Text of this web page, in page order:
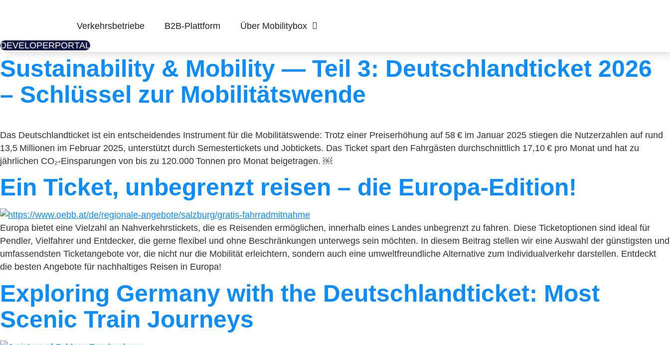
Verkehrsbetriebe B2B-Plattform
Über Mobilitybox
DEVELOPERPORTAL
Sustainability & Mobility — Teil 3: Deutschlandticket 2026
– Schlüssel zur Mobilitätswende
Das Deutschlandticket ist ein entscheidendes Instrument für die Mobilitätswende: Trotz einer Preiserhöhung auf 58 € im Januar 2025 stiegen die Nutzerzahlen auf rund
13,5 Millionen im Februar 2025, unterstützt durch Semestertickets und Jobtickets. Das Ticket spart den Fahrgästen durchschnittlich 17,10 € pro Monat und hat zu
jährlichen CO₂-Einsparungen von bis zu 120.000 Tonnen pro Monat beigetragen. ￼
Ein Ticket, unbegrenzt reisen – die Europa-Edition!
Europa bietet eine Vielzahl an Nahverkehrstickets, die es Reisenden ermöglichen, innerhalb eines Landes unbegrenzt zu fahren. Diese Ticketoptionen sind ideal für
Pendler, Vielfahrer und Entdecker, die gerne flexibel und ohne Beschränkungen unterwegs sein möchten. In diesem Beitrag stellen wir eine Auswahl der günstigsten und
umfassendsten Ticketangebote vor, die nicht nur die Mobilität erleichtern, sondern auch eine umweltfreundliche Alternative zum Individualverkehr darstellen. Entdeckt
die besten Angebote für nachhaltiges Reisen in Europa!
Exploring Germany with the Deutschlandticket: Most
Scenic Train Journeys